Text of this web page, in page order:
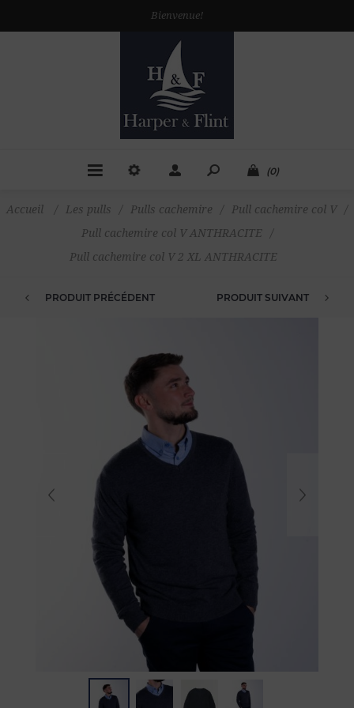
Bienvenue!
(0)
Accueil / Les pulls / Pulls cachemire / Pull cachemire col V
/
Pull cachemire col V ANTHRACITE
/
Pull cachemire col V 2 XL ANTHRACITE
PRODUIT PRÉCÉDENT PRODUIT SUIVANT